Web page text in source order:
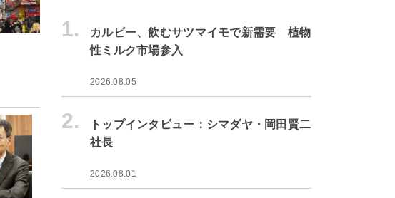
1.
カルビー、飲むサツマイモで新需要 植物
性ミルク市場参入
2026.08.05
2.
トップインタビュー：シマダヤ・岡田賢二
社長
2026.08.01